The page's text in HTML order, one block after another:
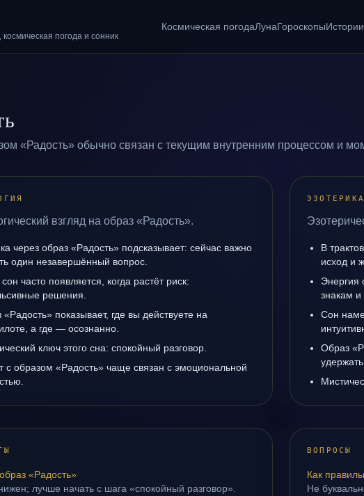
погода и сонник
Космическая погодаЛунаГороскопыИстории
«Радость» обычно связан с текущим внутренним процессом и
взгляд на образ «Радость».
через образ «Радость» подсказывает: сейчас важно
один незавершённый вопрос.
часто появляется, когда растёт риск:
решения.
показывает, где вы действуете на
а где — осознанно.
ключ этого сна: спокойный разговор.
с образом «Радость» чаще связан с эмоциональной
ЭЗОТЕРИКА
В
исход и
Энергия
знакам и
Сон
Образ
«Радость»
лучше начать с шага «спокойный разговор».
ВОПРОСЫ
Как
Не